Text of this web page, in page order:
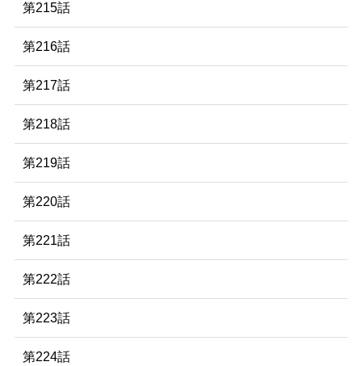
第215話
第216話
第217話
第218話
第219話
第220話
第221話
第222話
第223話
第224話